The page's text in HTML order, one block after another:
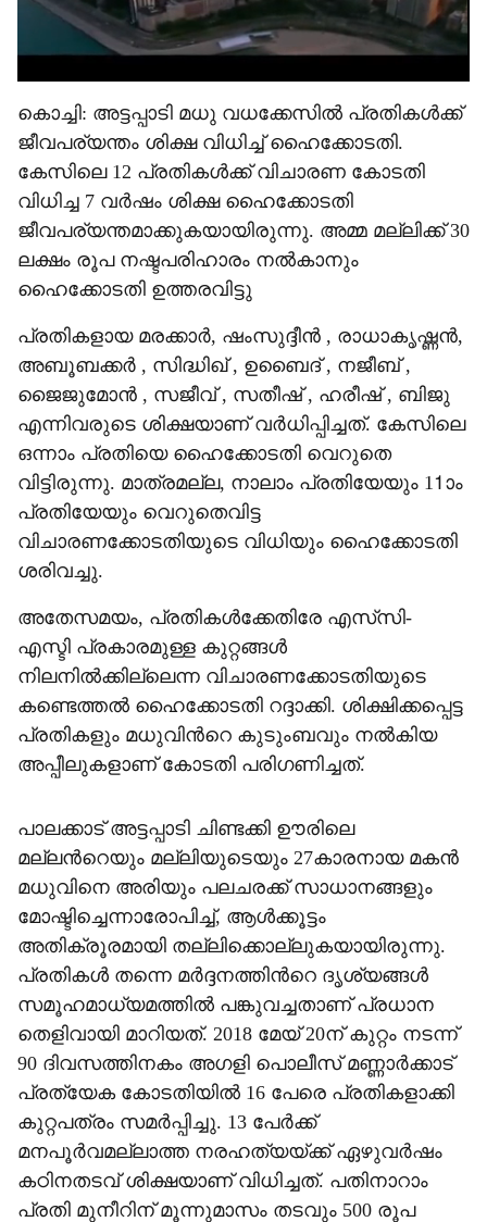
കൊച്ചി: അട്ടപ്പാടി മധു വധക്കേസിൽ പ്രതികൾക്ക്
ജീവപര്യന്തം ശിക്ഷ വിധിച്ച് ഹൈക്കോടതി.
കേസിലെ 12 പ്രതികൾക്ക് വിചാരണ കോടതി
വിധിച്ച 7 വർഷം ശിക്ഷ ഹൈക്കോടതി
ജീവപര്യന്തമാക്കുകയായിരുന്നു. അമ്മ മല്ലിക്ക് 30
ലക്ഷം രൂപ നഷ്ടപരിഹാരം നല്‍കാനും
ഹൈക്കോടതി ഉത്തരവിട്ടു
പ്രതികളായ മരക്കാർ, ഷംസുദ്ദീൻ , രാധാകൃഷ്ണൻ,
അബൂബക്കർ , സിദ്ധിഖ് , ഉബൈദ് , നജീബ് ,
ജൈജുമോൻ , സജീവ് , സതീഷ് , ഹരീഷ് , ബിജു
എന്നിവരുടെ ശിക്ഷയാണ് വർധിപ്പിച്ചത്. കേസിലെ
ഒന്നാം പ്രതിയെ ഹൈക്കോടതി വെറുതെ
വിട്ടിരുന്നു. മാത്രമല്ല, നാലാം പ്രതിയേയും 11ാം
പ്രതിയേയും വെറുതെവിട്ട
വിചാരണക്കോടതിയുടെ വിധിയും ഹൈക്കോടതി
ശരിവച്ചു.
അതേസമയം, പ്രതികൾക്കേതിരേ എസ്‌സി-
എസ്ടി പ്രകാരമുള്ള കുറ്റങ്ങൾ
നിലനിൽക്കില്ലെന്ന വിചാരണക്കോടതിയുടെ
കണ്ടെത്തൽ ഹൈക്കോടതി റദ്ദാക്കി. ശിക്ഷിക്കപ്പെട്ട
പ്രതികളും മധുവിന്‍റെ കുടുംബവും നൽകിയ
അപ്പീലുകളാണ് കോടതി പരിഗണിച്ചത്.
പാലക്കാട് അട്ടപ്പാടി ചിണ്ടക്കി ഊരിലെ
മല്ലന്‍റെയും മല്ലിയുടെയും 27കാരനായ മകൻ
മധുവിനെ അരിയും പലചരക്ക് സാധാനങ്ങളും
മോഷ്ടിച്ചെന്നാരോപിച്ച്, ആൾക്കൂട്ടം
അതിക്രൂരമായി തല്ലിക്കൊല്ലുകയായിരുന്നു.
പ്രതികൾ തന്നെ മർദ്ദനത്തിന്‍റെ ദൃശ്യങ്ങൾ
സമൂഹമാധ്യമത്തിൽ പങ്കുവച്ചതാണ് പ്രധാന
തെളിവായി മാറിയത്. 2018 മേയ് 20ന് കുറ്റം നടന്ന്
90 ദിവസത്തിനകം അഗളി പൊലീസ് മണ്ണാർക്കാട്
പ്രത്യേക കോടതിയിൽ 16 പേരെ പ്രതികളാക്കി
കുറ്റപത്രം സമർപ്പിച്ചു. 13 പേർക്ക്
മനപൂർവമല്ലാത്ത നരഹത്യയ്ക്ക് ഏഴുവർഷം
കഠിനതടവ് ശിക്ഷയാണ് വിധിച്ചത്. പതിനാറാം
പ്രതി മുനീറിന് മൂന്നുമാസം തടവും 500 രൂപ